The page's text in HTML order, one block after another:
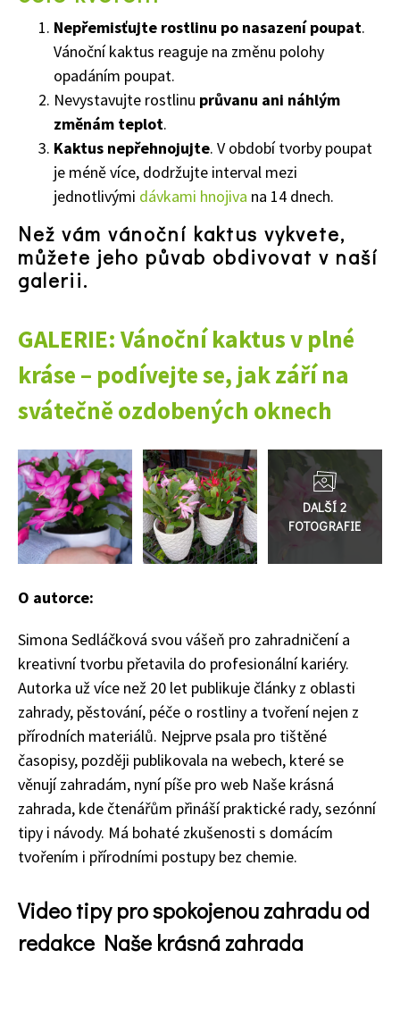
Objednat >
Naše krásná zahrada Speciál
74 Kč
Objednat >
Nepřemisťujte rostlinu po nasazení poupat.
Vánoční kaktus reaguje na změnu polohy
opadáním poupat.
Nevystavujte rostlinu průvanu ani náhlým
změnám teplot.
Kaktus nepřehnojujte. V období tvorby poupat
je méně více, dodržujte interval mezi
jednotlivými dávkami hnojiva na 14 dnech.
Než vám vánoční kaktus vykvete,
můžete jeho půvab obdivovat v naší
galerii.
GALERIE: Vánoční kaktus v plné
kráse – podívejte se, jak září na
svátečně ozdobených oknech
do
galerie
O autorce:
Simona Sedláčková svou vášeň pro zahradničení a
kreativní tvorbu přetavila do profesionální kariéry.
Autorka už více než 20 let publikuje články z oblasti
zahrady, pěstování, péče o rostliny a tvoření nejen z
přírodních materiálů. Nejprve psala pro tištěné
časopisy, později publikovala na webech, které se
věnují zahradám, nyní píše pro web Naše krásná
zahrada, kde čtenářům přináší praktické rady, sezónní
tipy i návody. Má bohaté zkušenosti s domácím
tvořením i přírodními postupy bez chemie.
Video tipy pro spokojenou zahradu od
redakce Naše krásná zahrada